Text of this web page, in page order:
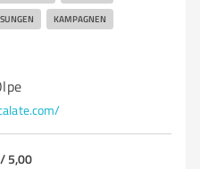
KAMPAGNEN
5,00